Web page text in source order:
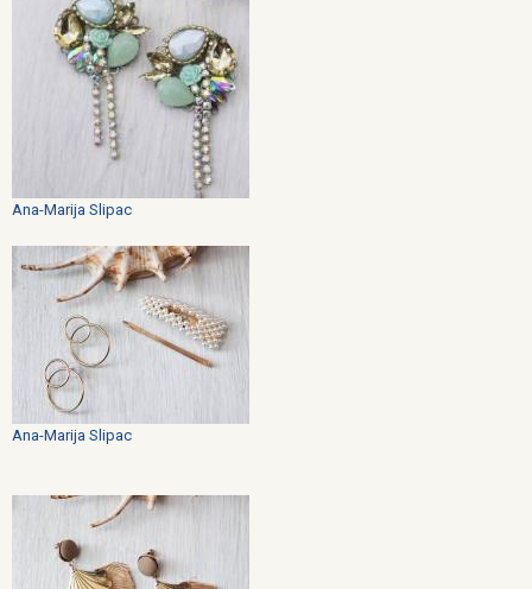
Ana-Marija Slipac
Ana-Marija Slipac